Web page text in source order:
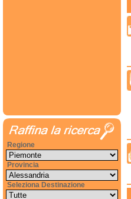
Regione
Provincia
Seleziona Destinazione